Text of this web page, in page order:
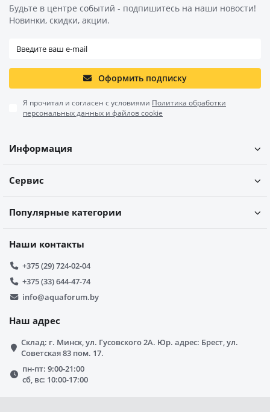
Будьте в центре событий - подпишитесь на наши новости!
Новинки, скидки, акции.
Оформить подписку
Я прочитал и согласен с условиями Политика обработки
персональных данных и файлов cookie
Информация
Сервис
Популярные категории
Наши контакты
+375 (29) 724-02-04
+375 (33) 644-47-74
info@aquaforum.by
Наш адрес
Склад: г. Минск, ул. Гусовского 2А. Юр. адрес: Брест, ул.
Советская 83 пом. 17.
пн-пт: 9:00-21:00
сб, вс: 10:00-17:00